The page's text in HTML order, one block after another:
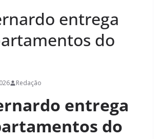
entrega
do
Redação
entrega
do